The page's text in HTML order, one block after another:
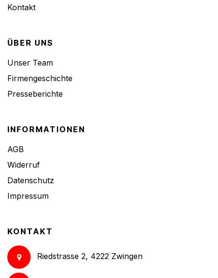
Kontakt
ÜBER UNS
Unser Team
Firmengeschichte
Presseberichte
INFORMATIONEN
AGB
Widerruf
Datenschutz
Impressum
KONTAKT
Riedstrasse 2, 4222 Zwingen